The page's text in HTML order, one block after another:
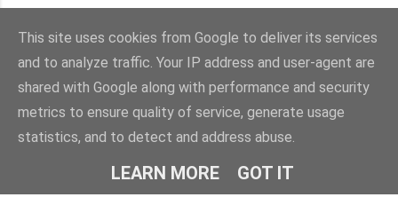
Powered by Blogger
Immagini dei temi dienot-poloskun
© Salvatore Di Dio 2013-2026.Tutti i diritti sono riservati
This site uses cookies from Google to deliver its services
and to analyze traffic. Your IP address and user-agent are
shared with Google along with performance and security
metrics to ensure quality of service, generate usage
statistics, and to detect and address abuse.
LEARN MORE GOT IT